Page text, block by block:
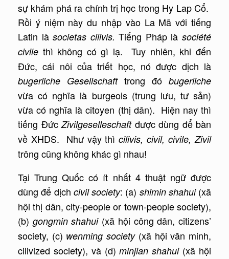
sự khám phá ra chính trị học trong Hy Lap Cổ.
Rồi ý niệm này du nhập vào La Mã với tiếng
Latin làsocietas cilivis.Tiếng Pháp làsociété
civile thì không có gì lạ. Tuy nhiên, khi đến
Đức, cái nôi của triết học, nó được dịch là
bugerliche Gesellschafttrong đó bugerliche
vừa có nghĩa là burgeois (trung lưu, tư sản)
vừa có nghĩa là citoyen (thị dân). Hiện nay thì
tiếng ĐứcZivilgeselleschaftđược dùng để bàn
về XHDS. Như vậy thìcilivis, civil, civile, Zivil
trông cũng không khác gì nhau!
Tại Trung Quốc có ít nhất 4 thuật ngữ được
dùng để dịch civil society: (a) shimin shahui (xã
hội thị dân, city-people or town-people society),
(b) gongmin shahui (xã hội công dân, citizens’
society, (c) wenming society (xã hội văn minh,
cilivized society), và (d)minjian shahui (xã hội